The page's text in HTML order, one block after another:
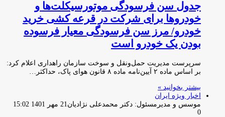
جدول سن فرسودگی موتورسیکلت‌ها و
خودروها برای شرکت در قرعه کشی خرید
خودرو/ مرز سن فرسودگی معیار فرسوده
بودن یک خودرو است
سرپرست مدیریت حمل‌ونقل و سوخت سازمان راهداری اعلام کرد:
بر اساس ماده ۲ آیین‌نامه ماده ۸ قانون هوای پاک، حداکثر…
بیشتر بخوانید »
اخبار ویژه ایران
موسس و مدیرمسئول: دکتر محمدعلی نژادیان21 مهر 1401 15:02
0